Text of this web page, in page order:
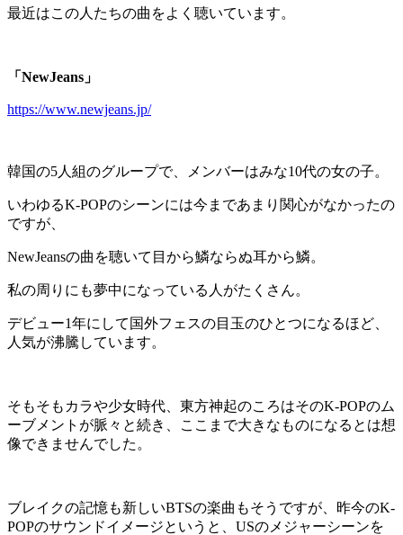
最近はこの人たちの曲をよく聴いています。
「NewJeans」
https://www.newjeans.jp/
韓国の5人組のグループで、メンバーはみな10代の女の子。
いわゆるK-POPのシーンには今まであまり関心がなかったの
ですが、
NewJeansの曲を聴いて目から鱗ならぬ耳から鱗。
私の周りにも夢中になっている人がたくさん。
デビュー1年にして国外フェスの目玉のひとつになるほど、
人気が沸騰しています。
そもそもカラや少女時代、東方神起のころはそのK-POPのム
ーブメントが脈々と続き、ここまで大きなものになるとは想
像できませんでした。
ブレイクの記憶も新しいBTSの楽曲もそうですが、昨今のK-
POPのサウンドイメージというと、USのメジャーシーンを